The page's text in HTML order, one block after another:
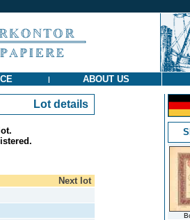
| ABOUT US
Lot details
Next lot